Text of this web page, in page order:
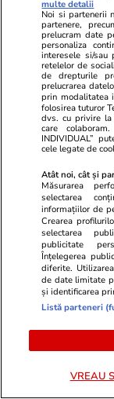
castorului și
caută
TRENDING
Știri România
Ploi
și București.
alertă de
dimineață
Proiectul
multe detalii
Noi si partenerii
partenere,
prelucram date
personaliza
interesele si/
retelelor de
de drepturile
prelucrarea
prin modalitatea
folosirea tuturor
dvs. cu privire la
care
INDIVIDUAL”
cele legate de
Atât noi, cât și
Măsurarea
selectarea
informațiilor de
Crearea
selectarea
publicitate
Înțelegerea
diferite.
de date limitate
și identificarea
Listă parteneri
VREAU